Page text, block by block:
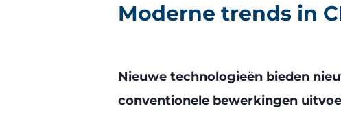
Moderne trends in
Nieuwe technologieën bieden
conventionele bewerkingen